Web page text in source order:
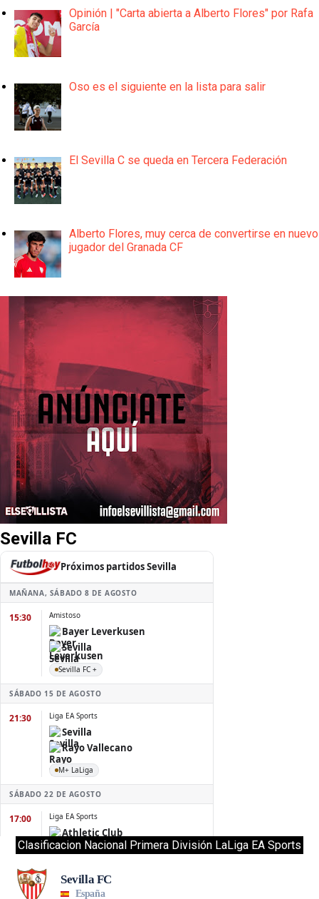
Opinión | "Carta abierta a Alberto Flores" por Rafa
García
Oso es el siguiente en la lista para salir
El Sevilla C se queda en Tercera Federación
Alberto Flores, muy cerca de convertirse en nuevo
jugador del Granada CF
Sevilla FC
Clasificacion Nacional Primera División LaLiga EA Sports